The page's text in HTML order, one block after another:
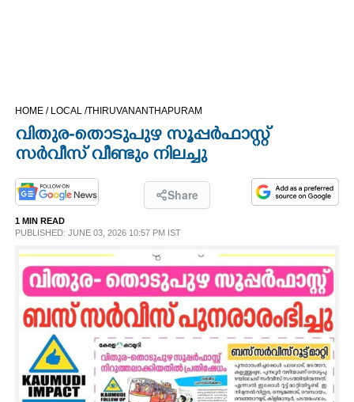
LIFESTYLE
SPIRITUAL
INFO+
ART
HOME / LOCAL /THIRUVANANTHAPURAM
വിതുര-തൊടുപുഴ സൂപ്പർഫാസ്റ്റ്
സർവീസ് വീണ്ടും നിലച്ചു
Share
1 MIN READ
PUBLISHED: JUNE 03, 2026 10:57 PM IST